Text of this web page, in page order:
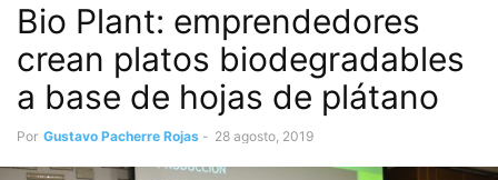
Bio Plant: emprendedores
crean platos biodegradables
a base de hojas de plátano
Por Gustavo Pacherre Rojas - 28 agosto, 2019